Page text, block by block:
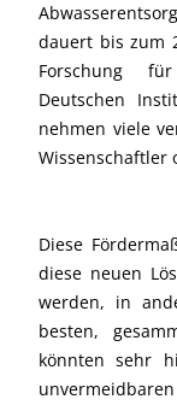
dauert bis zum
Forschung
Deutschen
nehmen viele
Wissenschaftler
Diese
diese neuen
werden, in
besten,
könnten sehr